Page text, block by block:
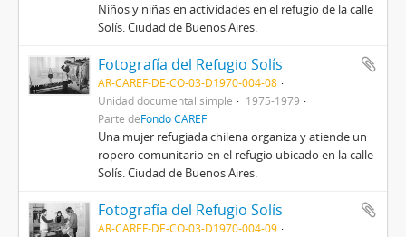
Niños y niñas en actividades en el refugio de la calle
Solís. Ciudad de Buenos Aires.
Fotografía del Refugio Solís
AR-CAREF-DE-CO-03-D1970-004-08
Unidad documental simple
1975-1979
Parte deFondo CAREF
Una mujer refugiada chilena organiza y atiende un
ropero comunitario en el refugio ubicado en la calle
Solís. Ciudad de Buenos Aires.
Fotografía del Refugio Solís
AR-CAREF-DE-CO-03-D1970-004-09